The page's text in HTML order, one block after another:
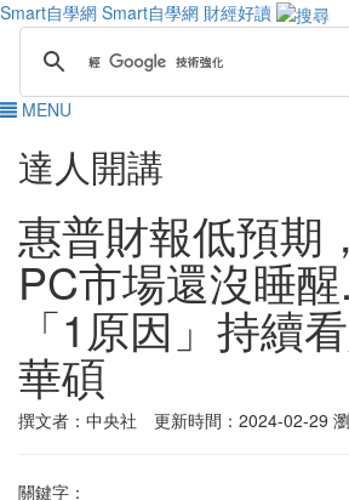
Smart自學網 Smart自學網 財經好讀
MENU
達人開講
惠普財報低預期
PC市場還沒睡
「1原因」持續
華碩
撰文者：中央社 更新時間：2024-02-29
關鍵字：